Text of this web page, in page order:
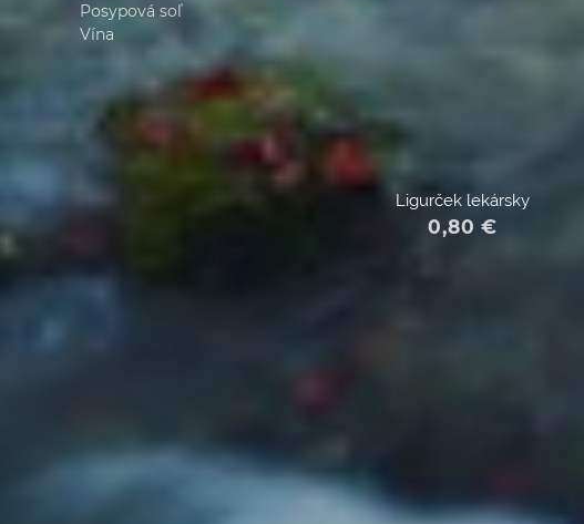
Posypová soľ
Vína
Ligurček lekársky
0,80 €